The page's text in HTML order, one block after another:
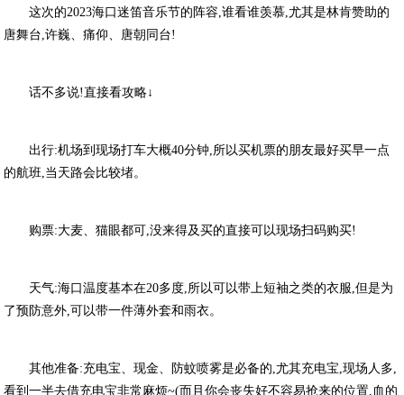
这次的2023海口迷笛音乐节的阵容,谁看谁羡慕,尤其是林肯赞助的
唐舞台,许巍、痛仰、唐朝同台!
话不多说!直接看攻略↓
出行:机场到现场打车大概40分钟,所以买机票的朋友最好买早一点
的航班,当天路会比较堵。
购票:大麦、猫眼都可,没来得及买的直接可以现场扫码购买!
天气:海口温度基本在20多度,所以可以带上短袖之类的衣服,但是为
了预防意外,可以带一件薄外套和雨衣。
其他准备:充电宝、现金、防蚊喷雾是必备的,尤其充电宝,现场人多,
看到一半去借充电宝非常麻烦~(而且你会丧失好不容易抢来的位置,血的